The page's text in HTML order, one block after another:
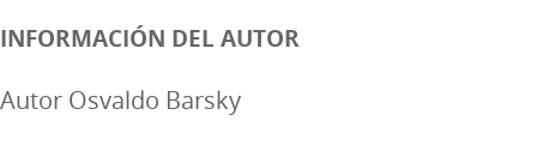
INFORMACIÓN DEL AUTOR
Autor Osvaldo Barsky